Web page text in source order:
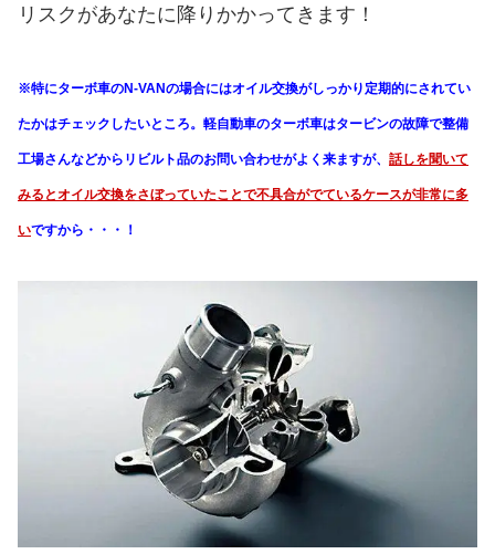
リスクがあなたに降りかかってきます！
※特にターボ車のN-VANの場合にはオイル交換がしっかり定期的にされてい
たかはチェックしたいところ。軽自動車のターボ車はタービンの故障で整備
工場さんなどからリビルト品のお問い合わせがよく来ますが、 話しを聞いて
みるとオイル交換をさぼっていたことで不具合がでているケースが非常に多
いですから・・・！